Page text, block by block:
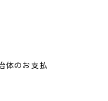
体のお支払